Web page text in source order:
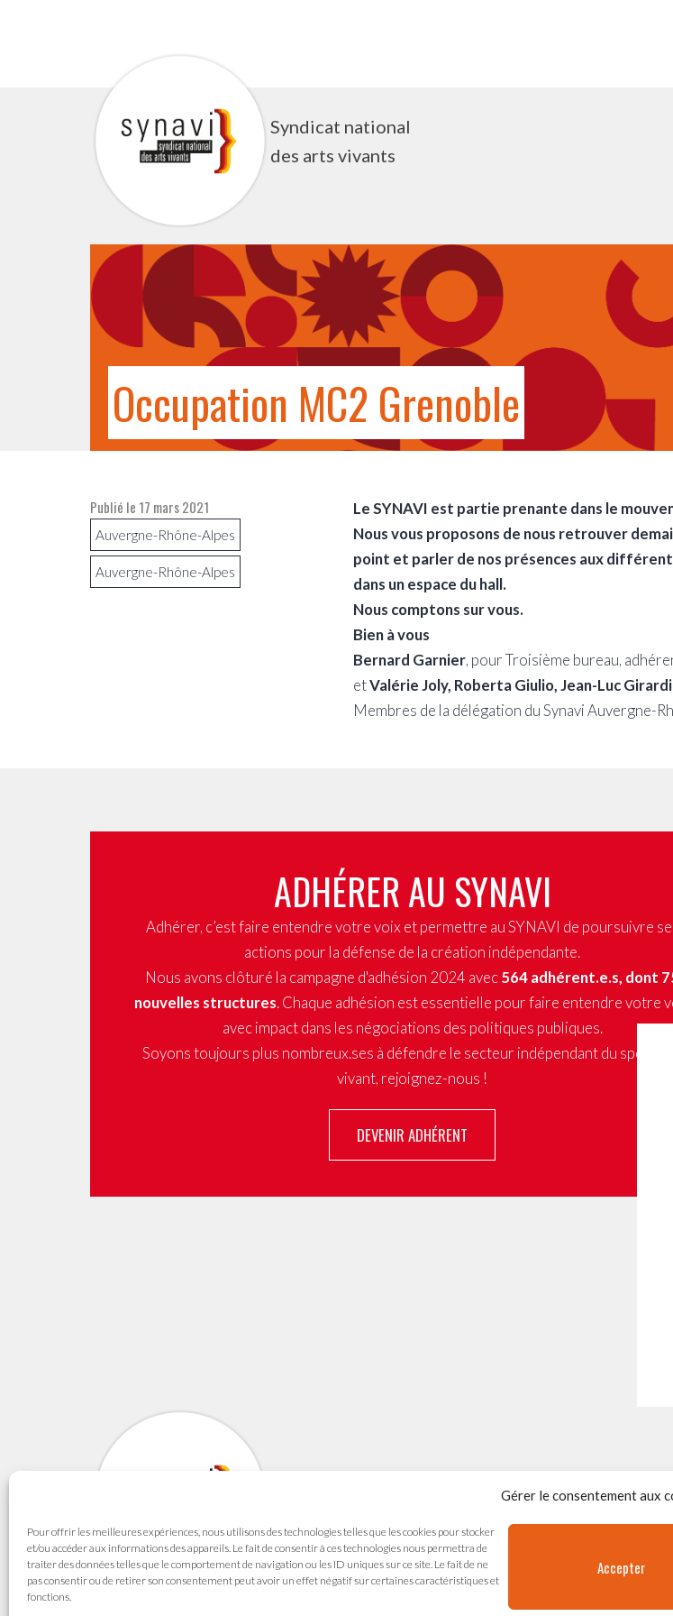
Gérer le consentement aux
Pour offrir les meilleures expériences, nous utilisons des technologies telles que les cookies pour stocker
et/ou accéder aux informations des appareils. Le fait de consentir à ces technologies nous permettra de
traiter des données telles que le comportement de navigation ou les ID uniques sur ce site. Le fait de ne
pas consentir ou de retirer son consentement peut avoir un effet négatif sur certaines caractéristiques et
fonctions.
Accepter
Syndicat national
des arts vivants
Occupation MC2 Grenoble
Le SYNAVI est partie prenante dans le
Nous vous proposons de nous retrouver
point et parler de nos présences aux
dans un espace du hall.
Nous comptons sur vous.
Bien à vous
Bernard Garnier, pour Troisième bureau,
etValérie Joly, Roberta Giulio, Jean-Luc
Membres de la délégation du Synavi Auvergne-
Publié le 17 mars 2021
Auvergne-Rhône-Alpes
Auvergne-Rhône-Alpes
ADHÉRER AU SYNAVI
Adhérer, c’est faire entendre votre voix et permettre au SYNAVI de poursuivre
actions pour la défense de la création indépendante.
Nous avons clôturé la campagne d'adhésion 2024 avec564 adhérent.e.s, dont
nouvelles structures. Chaque adhésion est essentielle pour faire entendre votre
avec impact dans les négociations des politiques publiques.
Soyons toujours plus nombreux.ses à défendre le secteur indépendant du spectacle
vivant, rejoignez-nous !
DEVENIR ADHÉRENT
165 avenue du Maréchal de Saxe
69003 LYON